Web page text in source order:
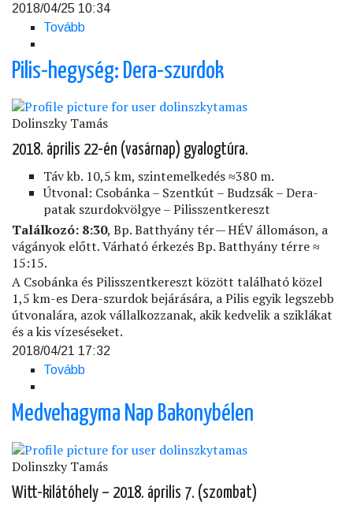
2018/04/25 10:34
Tovább
Spartacus
ösvény)
Pilis-hegység: Dera-szurdok
Dolinszky Tamás
2018. április 22-én (vasárnap) gyalogtúra.
Táv kb. 10,5 km, szintemelkedés ≈380 m.
Útvonal: Csobánka – Szentkút – Budzsák – Dera-
patak szurdokvölgye – Pilisszentkereszt
Találkozó: 8:30, Bp. Batthyány tér — HÉV állomáson, a
vágányok előtt. Várható érkezés Bp. Batthyány térre ≈
15:15.
A Csobánka és Pilisszentkereszt között található közel
1,5 km-es Dera-szurdok bejárására, a Pilis egyik legszebb
útvonalára, azok vállalkozzanak, akik kedvelik a sziklákat
és a kis vízeséseket.
2018/04/21 17:32
Tovább
szurdok)
Medvehagyma Nap Bakonybélen
Dolinszky Tamás
Witt-kilátóhely – 2018. április 7. (szombat)